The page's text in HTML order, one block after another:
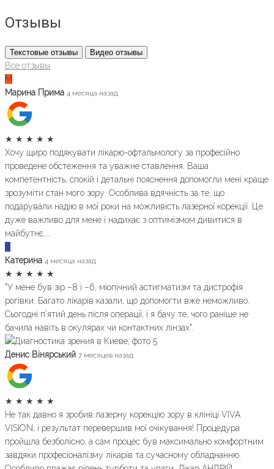
Отзывы
Текстовые отзывы Видео отзывы
Все отзывы
М
Марина Прима 4 месяца назад
★ ★ ★ ★ ★
Хочу щиро подякувати лікарю-офтальмологу за професійно
проведене обстеження та уважне ставлення. Ваша
компетентність, спокій і детальні пояснення допомогли мені краще
зрозуміти стан мого зору. Особлива вдячність за те, що
подарували надію в мої роки на можливість лазерної корекції. Це
дуже важливо для мене і надихає з оптимізмом дивитися в
майбутнє....
К
Катерина 4 месяца назад
★ ★ ★ ★ ★
"У мене був зір –8 і –6, міопічний астигматизм та дистрофія
рогівки. Багато лікарів казали, що допомогти вже неможливо.
Сьогодні п’ятий день після операції, і я бачу те, чого раніше не
бачила навіть в окулярах чи контактних лінзах".
Денис Вінярський 7 месяцев назад
★ ★ ★ ★ ★
Не так давно я зробив лазерну корекцію зору в клініці VIVA
VISION, і результат перевершив мої очікування! Процедура
пройшла безболісно, а сам процес був максимально комфортним
завдяки професіоналізму лікарів та сучасному обладнанню.